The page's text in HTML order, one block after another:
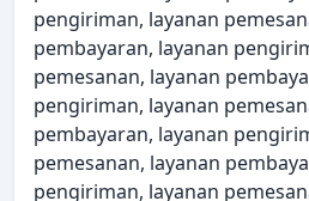
pengiriman, layanan
pembayaran, layanan
pemesanan, layanan
pengiriman, layanan
pembayaran, layanan
pemesanan, layanan
pengiriman, layanan